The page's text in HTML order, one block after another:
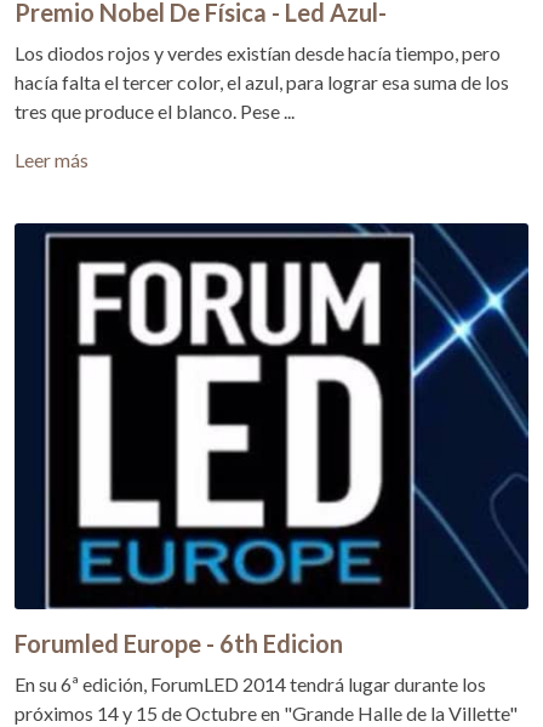
Premio Nobel De Física - Led Azul-
Los diodos rojos y verdes existían desde hacía tiempo, pero
hacía falta el tercer color, el azul, para lograr esa suma de los
tres que produce el blanco. Pese ...
Leer más
Forumled Europe - 6th Edicion
En su 6ª edición, ForumLED 2014 tendrá lugar durante los
próximos 14 y 15 de Octubre en "Grande Halle de la Villette"